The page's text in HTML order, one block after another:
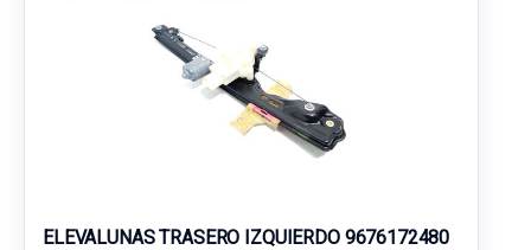
ELEVALUNAS TRASERO IZQUIERDO 9676172480